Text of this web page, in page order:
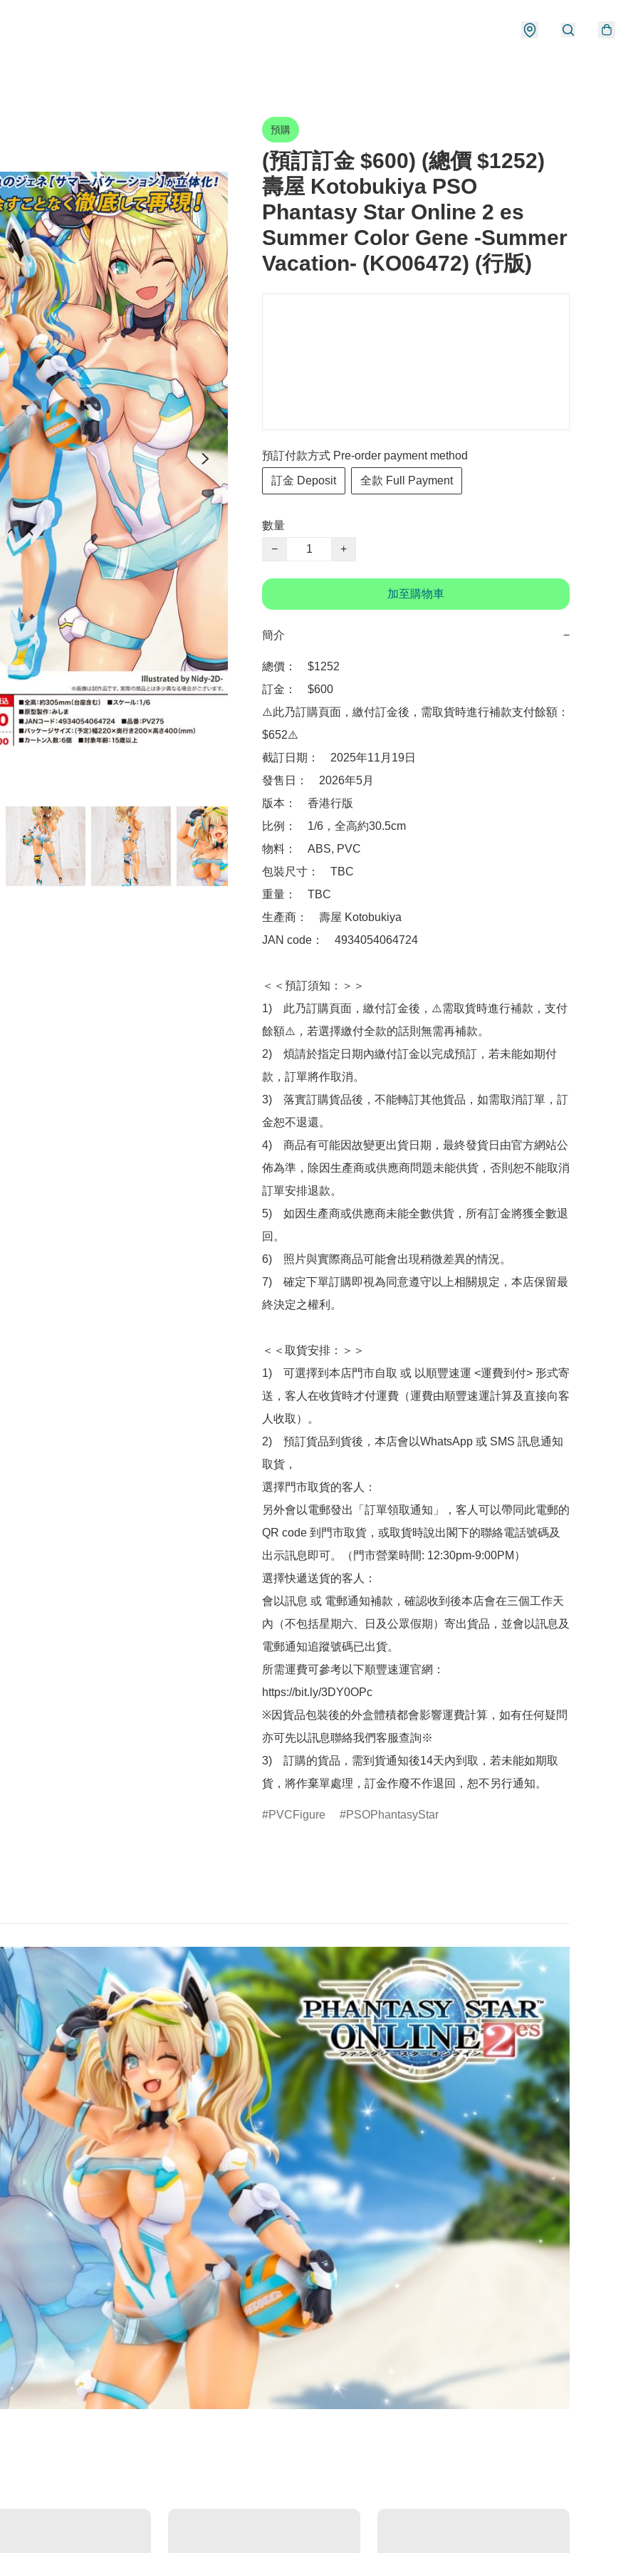
預購
(預訂訂金 $600) (總價 $1252)
壽屋 Kotobukiya PSO
Phantasy Star Online 2 es
Summer Color Gene -Summer
Vacation- (KO06472) (行版)
預訂付款方式 Pre-order payment method
訂金 Deposit 全款 Full Payment
數量
−
+
加至購物車
簡介 −
總價：　$1252
訂金：　$600
⚠️此乃訂購頁面，繳付訂金後，需取貨時進行補款支付餘額：
$652⚠️
截訂日期：　2025年11月19日
發售日：　2026年5月
版本：　香港行版
比例：　1/6，全高約30.5cm
物料：　ABS, PVC
包裝尺寸：　TBC
重量：　TBC
生產商：　壽屋 Kotobukiya
JAN code：　4934054064724
＜＜預訂須知：＞＞
1)　此乃訂購頁面，繳付訂金後，⚠️需取貨時進行補款，支付
餘額⚠️，若選擇繳付全款的話則無需再補款。
2)　煩請於指定日期內繳付訂金以完成預訂，若未能如期付
款，訂單將作取消。
3)　落實訂購貨品後，不能轉訂其他貨品，如需取消訂單，訂
金恕不退還。
4)　商品有可能因故變更出貨日期，最終發貨日由官方網站公
佈為準，除因生產商或供應商問題未能供貨，否則恕不能取消
訂單安排退款。
5)　如因生產商或供應商未能全數供貨，所有訂金將獲全數退
回。
6)　照片與實際商品可能會出現稍微差異的情況。
7)　確定下單訂購即視為同意遵守以上相關規定，本店保留最
終決定之權利。
＜＜取貨安排：＞＞
1)　可選擇到本店門市自取 或 以順豐速運 <運費到付> 形式寄
送，客人在收貨時才付運費（運費由順豐速運計算及直接向客
人收取）。
2)　預訂貨品到貨後，本店會以WhatsApp 或 SMS 訊息通知
取貨，
選擇門市取貨的客人：
另外會以電郵發出「訂單領取通知」，客人可以帶同此電郵的
QR code 到門市取貨，或取貨時說出閣下的聯絡電話號碼及
出示訊息即可。（門市營業時間: 12:30pm-9:00PM）
選擇快遞送貨的客人：
會以訊息 或 電郵通知補款，確認收到後本店會在三個工作天
內（不包括星期六、日及公眾假期）寄出貨品，並會以訊息及
電郵通知追蹤號碼已出貨。
所需運費可參考以下順豐速運官網：
https://bit.ly/3DY0OPc
※因貨品包裝後的外盒體積都會影響運費計算，如有任何疑問
亦可先以訊息聯絡我們客服查詢※
3)　訂購的貨品，需到貨通知後14天內到取，若未能如期取
貨，將作棄單處理，訂金作廢不作退回，恕不另行通知。
PVCFigure PSOPhantasyStar